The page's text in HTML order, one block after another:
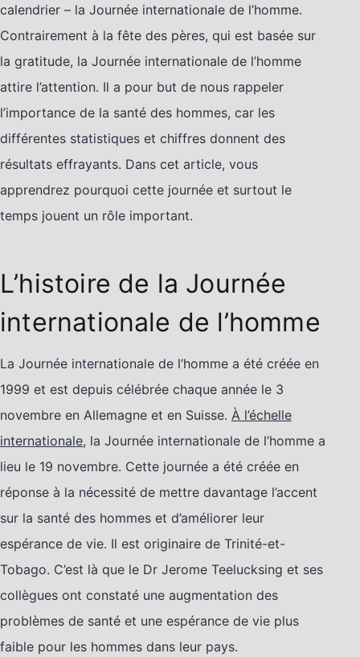
calendrier – la Journée internationale de l’homme.
Contrairement à la fête des pères, qui est basée sur
la gratitude, la Journée internationale de l’homme
attire l’attention. Il a pour but de nous rappeler
l’importance de la santé des hommes, car les
différentes statistiques et chiffres donnent des
résultats effrayants. Dans cet article, vous
apprendrez pourquoi cette journée et surtout le
temps jouent un rôle important.
L’histoire de la Journée
internationale de l’homme
La Journée internationale de l’homme a été créée en
1999 et est depuis célébrée chaque année le 3
novembre en Allemagne et en Suisse. À l’échelle
internationale, la Journée internationale de l’homme a
lieu le 19 novembre. Cette journée a été créée en
réponse à la nécessité de mettre davantage l’accent
sur la santé des hommes et d’améliorer leur
espérance de vie. Il est originaire de Trinité-et-
Tobago. C’est là que le Dr Jerome Teelucksing et ses
collègues ont constaté une augmentation des
problèmes de santé et une espérance de vie plus
faible pour les hommes dans leur pays.